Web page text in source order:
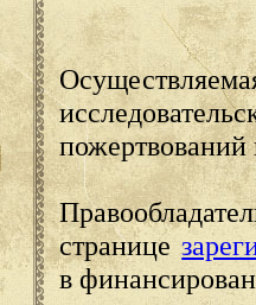
пожертвований
странице
в